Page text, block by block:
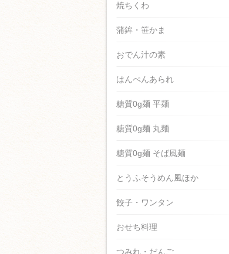
焼ちくわ
蒲鉾・笹かま
おでん汁の素
はんぺんあられ
糖質0g麺 平麺
糖質0g麺 丸麺
糖質0g麺 そば風麺
とうふそうめん風ほか
餃子・ワンタン
おせち料理
つみれ・だんご